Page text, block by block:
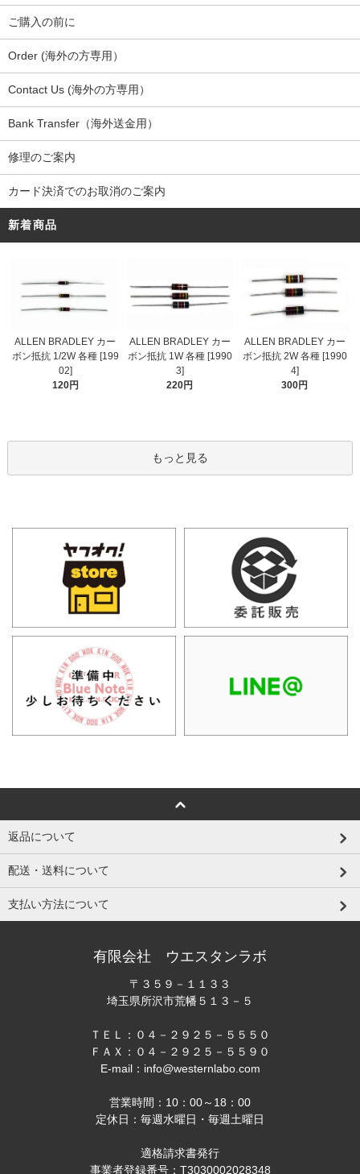
ご購入の前に
Order (海外の方専用）
Contact Us (海外の方専用）
Bank Transfer（海外送金用）
修理のご案内
カード決済でのお取消のご案内
新着商品
ALLEN BRADLEY カー
ボン抵抗 1/2W 各種 [199
02]
120円
ALLEN BRADLEY カー
ボン抵抗 1W 各種 [1990
3]
220円
ALLEN BRADLEY カー
ボン抵抗 2W 各種 [1990
4]
300円
もっと見る
返品について
配送・送料について
支払い方法について
有限会社 ウエスタンラボ
〒３５９－１１３３
埼玉県所沢市荒幡５１３－５
ＴＥＬ：０４－２９２５－５５５０
ＦＡＸ：０４－２９２５－５５９０
E-mail：info@westernlabo.com
営業時間：10：00～18：00
定休日：毎週水曜日・毎週土曜日
適格請求書発行
事業者登録番号：T3030002028348